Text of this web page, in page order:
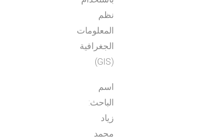
نظم
المعلومات
الجغرافية
(GIS)
اسم
الباحث:
زياد
محمد